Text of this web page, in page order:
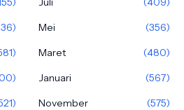
Mei
(356)
Maret
(480)
Januari
(567)
November
(575)